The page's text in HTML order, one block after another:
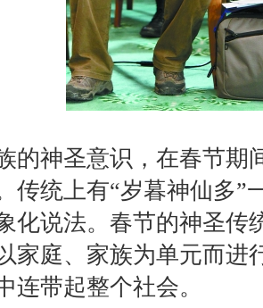
神圣意识，在春节期
传统上有“岁暮神仙多”
化说法。春节的神圣传
家庭、家族为单元而进
连带起整个社会。